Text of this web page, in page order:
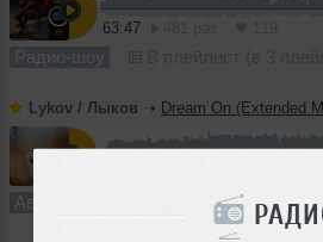
63:47
Радио-шоу
Lykov / Лыков ➝ Dream On (Extended Mix) [Road
Авторский трек В плейлист (в 1